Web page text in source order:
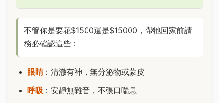
不管你是要花$1500還是$15000，帶牠回家前請
務必確認這些：
眼睛：清澈有神，無分泌物或蒙皮
呼吸 ：安靜無雜音，不張口喘息